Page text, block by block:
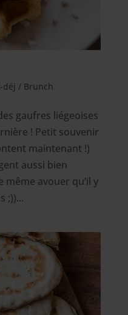
déj / Brunch
gaufres liégeoises
! Petit souvenir
maintenant !)
aussi bien
avouer qu’il y
;))...